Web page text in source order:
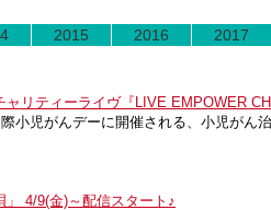
2015 2016 2017
ャリティーライヴ『LIVE EMPOWER
小児がんデーに開催される、小児がん
」 4/9(金)～配信スタート♪